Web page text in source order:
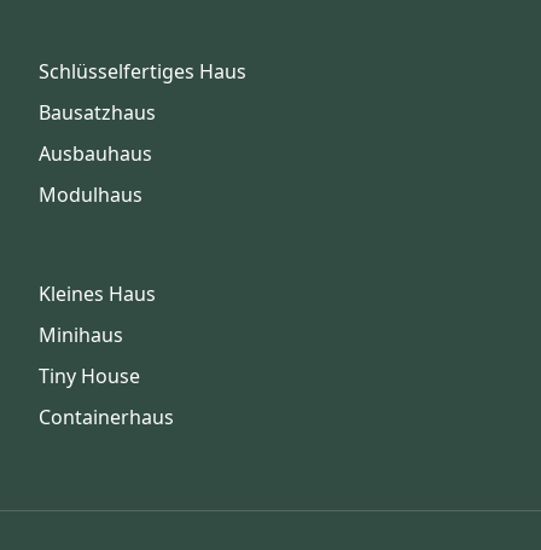
Schlüsselfertiges Haus
Bausatzhaus
Ausbauhaus
Modulhaus
Kleines Haus
Minihaus
Tiny House
Containerhaus